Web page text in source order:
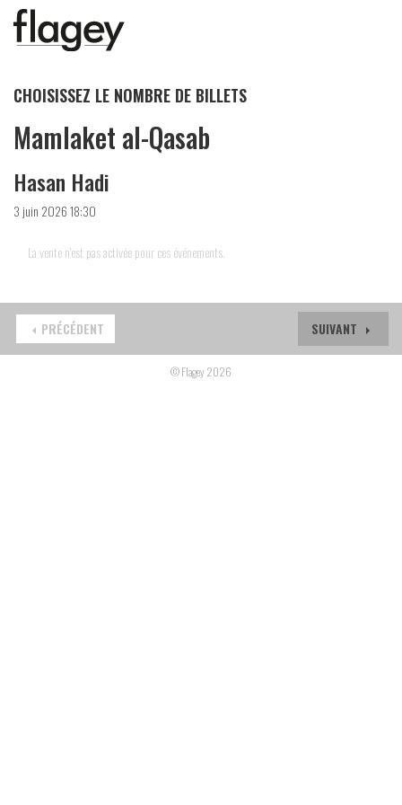
CHOISISSEZ LE NOMBRE DE BILLETS
Mamlaket al-Qasab
Hasan Hadi
3 juin 2026 18:30
La vente n'est pas activée pour ces événements.
SUIVANT
PRÉCÉDENT
© Flagey 2026